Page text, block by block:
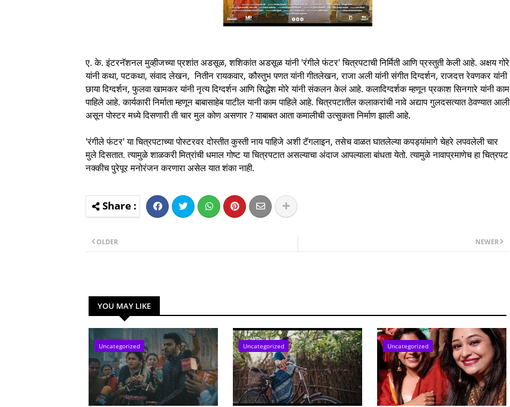
ए. के. इंटरनॅशनल मुव्हीजच्या प्रशांत अडसूळ, शशिकांत अडसूळ यांनी 'रंगीले फंटर' चित्रपटाची निर्मिती आणि प्रस्तुती केली आहे. अक्षय गोरे
यांनी कथा, पटकथा, संवाद लेखन, नितीन रायकवार, कौस्तुभ पणत यांनी गीतलेखन, राजा अली यांनी संगीत दिग्दर्शन, राजदत्त रेवणकर यांनी
छाया दिग्दर्शन, फुलवा खामकर यांनी नृत्य दिग्दर्शन आणि सिद्धेश मोरे यांनी संकलन केलं आहे. कलादिग्दर्शक म्हणून प्रकाश सिनगारे यांनी काम
पाहिले आहे. कार्यकारी निर्माता म्हणून बाबासाहेब पाटील यानी काम पाहिले आहे. चित्रपटातील कलाकरांची नावे अद्याप गुलदसत्यात ठेवण्यात आली
असून पोस्टर मध्ये दिसणारी ती चार मुल कोण असणार ? याबाबत आता कमालीची उत्सुकता निर्माण झाली आहे.
'रंगीले फंटर' या चित्रपटाच्या पोस्टरवर दोस्तीत कुस्ती नाय पाहिजे अशी टॅगलाइन, तसेच वाळत घातलेल्या कपड्यांमागे चेहरे लपवलेली चार
मुले दिसतात. त्यामुळे शाळकरी मित्रांची धमाल गोष्ट या चित्रपटात असल्याचा अंदाज आपल्याला बांधता येतो. त्यामुळे नावाप्रमाणेच हा चित्रपट
नक्कीच पुरेपूर मनोरंजन करणारा असेल यात शंका नाही.
NEWER
OLDER
YOU MAY LIKE
Uncategorized Uncategorized Uncategorized